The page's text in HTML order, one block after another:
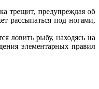
трещит, предупреждая об
рассыпаться под ногами,
ловить рыбу, находясь на
элементарных правил